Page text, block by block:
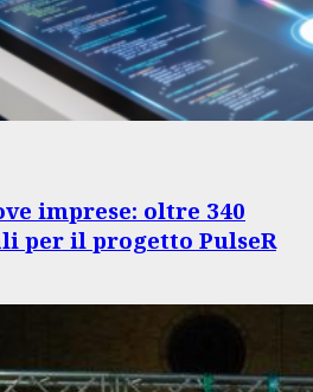
imprese: oltre 340
per il progetto PulseR